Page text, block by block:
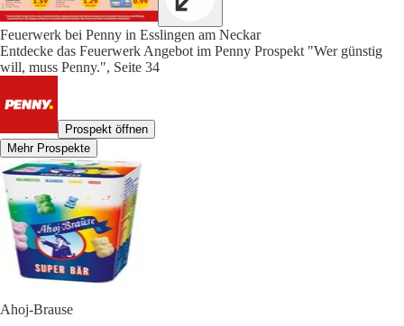
Feuerwerk bei Penny in Esslingen am Neckar
Entdecke das Feuerwerk Angebot im Penny Prospekt "Wer günstig
will, muss Penny.", Seite 34
Prospekt öffnen
Mehr Prospekte
Ahoj-Brause